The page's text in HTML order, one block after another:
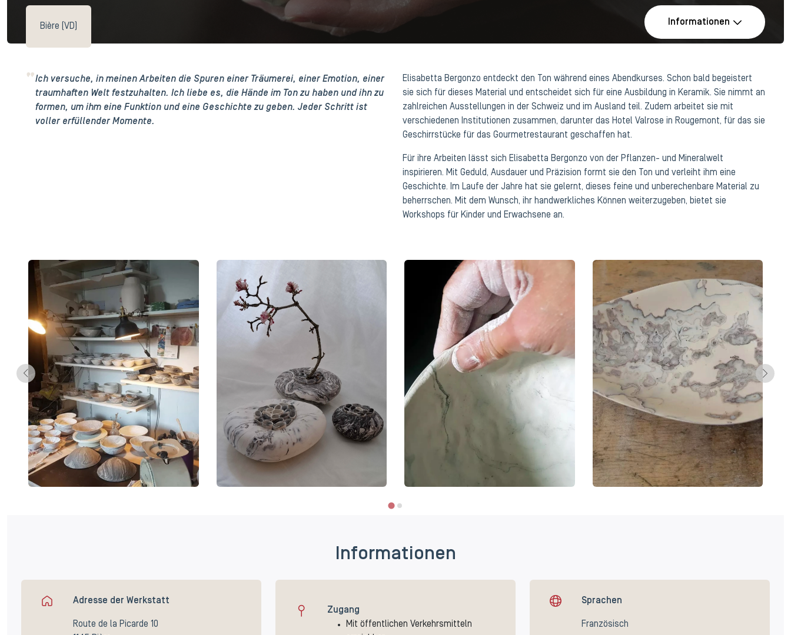
Bière (VD)
Informationen
Ich versuche, in meinen Arbeiten die Spuren einer Träumerei, einer Emotion, einer
traumhaften Welt festzuhalten. Ich liebe es, die Hände im Ton zu haben und ihn zu
formen, um ihm eine Funktion und eine Geschichte zu geben. Jeder Schritt ist
voller erfüllender Momente.
Elisabetta Bergonzo entdeckt den Ton während eines Abendkurses. Schon bald begeistert
sie sich für dieses Material und entscheidet sich für eine Ausbildung in Keramik. Sie nimmt an
zahlreichen Ausstellungen in der Schweiz und im Ausland teil. Zudem arbeitet sie mit
verschiedenen Institutionen zusammen, darunter das Hotel Valrose in Rougemont, für das sie
Geschirrstücke für das Gourmetrestaurant geschaffen hat.
Für ihre Arbeiten lässt sich Elisabetta Bergonzo von der Pflanzen- und Mineralwelt
inspirieren. Mit Geduld, Ausdauer und Präzision formt sie den Ton und verleiht ihm eine
Geschichte. Im Laufe der Jahre hat sie gelernt, dieses feine und unberechenbare Material zu
beherrschen. Mit dem Wunsch, ihr handwerkliches Können weiterzugeben, bietet sie
Workshops für Kinder und Erwachsene an.
Informationen
Adresse der Werkstatt
Route de la Picarde 10
Zugang
Mit öffentlichen Verkehrsmitteln
Sprachen
Französisch